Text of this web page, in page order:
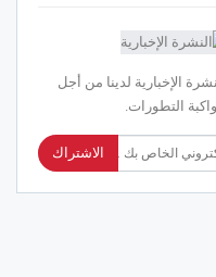
الإخبارية لدينا من أجل
التطورات.
الاشتراك